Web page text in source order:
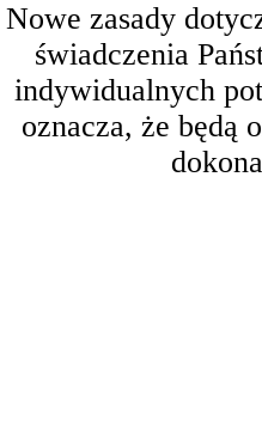
Nowe zasady
świadczenia
indywidualnych
oznacza, że będą